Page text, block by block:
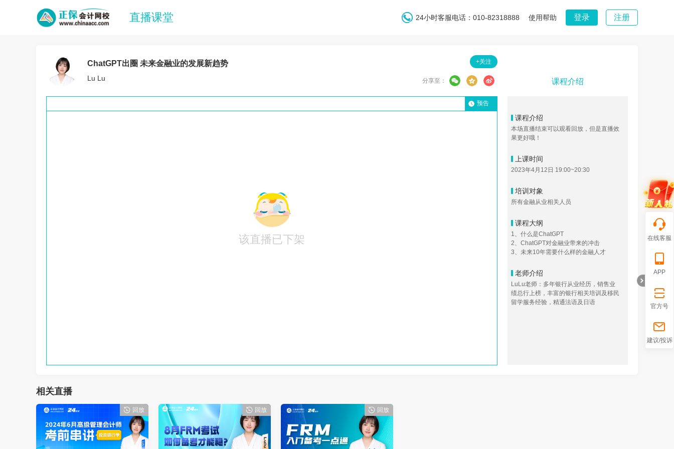
直播课堂 登录 注册
使用帮助
24小时客服电话：010-82318888
+关注
分享至：
ChatGPT出圈 未来金融业的发展新趋势
Lu Lu
预告
该直播已下架
点击下载APP，移动听课更方便
课程介绍
课程介绍
本场直播结束可以观看回放，但是直播效
果更好哦！
上课时间
2023年4月12日 19:00~20:30
培训对象
所有金融从业相关人员
课程大纲
1、什么是ChatGPT
2、ChatGPT对金融业带来的冲击
3、未来10年需要什么样的金融人才
老师介绍
LuLu老师：多年银行从业经历，销售业
绩总行上榜，丰富的银行相关培训及移民
留学服务经验，精通法语及日语
相关直播
回放 回放 回放
在线客服
APP
官方号
建议/投诉